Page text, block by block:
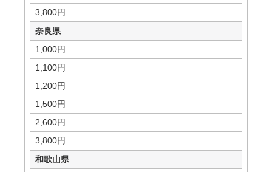
3,800円
奈良県
1,000円
1,100円
1,200円
1,500円
2,600円
3,800円
和歌山県